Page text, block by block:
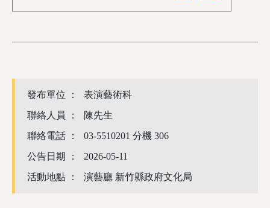
發布單位 ：
表演藝術科
聯絡人員 ：
陳先生
聯絡電話 ：
03-5510201 分機 306
公告日期 ：
2026-05-11
活動地點 ：
演藝廳 新竹縣政府文化局